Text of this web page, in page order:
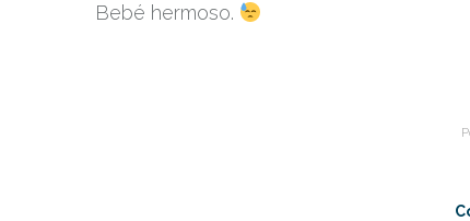
Bebé hermoso.